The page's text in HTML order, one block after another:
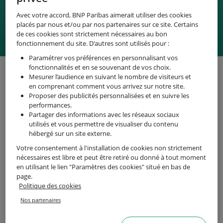
Documents cartes bancaires
Les conditions générales
• Conditions générales de la convention de compte
Professionnels et Entrepreneurs (avril 2026) [PDF - 610 Ko]
• Annexe Monaco à la convention des professionnels et
entrepreneurs (2026) [PDF - 108 Ko]
• Conditions générales de la convention de compte de dépôt
services bancaires de base (avril 2026) [PDF - 407 Ko]
• Annexe Monaco à la convention Services Bancaires de Base
(avril 2026) [PDF - 125 Ko]
• Conditions d’utilisation du service d’assistant vocal Telmi sur
• Politique de gestion des conflits d’intérêts [PDF - 181 Ko]
• Conditions d’intervention sur le marché des changes [PDF - 407
Ko]
appliquées aux opérations sur le marché des changes [PDF - 569
Avec votre accord, BNP Paribas aimerait utiliser des cookies
placés par nous et/ou par nos partenaires sur ce site. Certains
de ces cookies sont strictement nécessaires au bon
fonctionnement du site. D'autres sont utilisés pour :
Paramétrer vos préférences en personnalisant vos
fonctionnalités et en se souvenant de vos choix.
Mesurer l’audience en suivant le nombre de visiteurs et
en comprenant comment vous arrivez sur notre site.
Proposer des publicités personnalisées et en suivre les
performances.
Partager des informations avec les réseaux sociaux
utilisés et vous permettre de visualiser du contenu
hébergé sur un site externe.
Votre consentement à l'installation de cookies non strictement
nécessaires est libre et peut être retiré ou donné à tout moment
en utilisant le lien "Paramètres des cookies" situé en bas de
page.
Politique des cookies
Nos partenaires